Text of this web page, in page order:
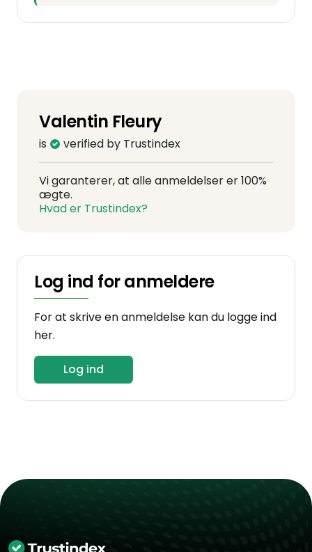
Valentin Fleury
is verified by Trustindex
Vi garanterer, at alle anmeldelser er 100%
ægte.
Hvad er Trustindex?
Log ind for anmeldere
For at skrive en anmeldelse kan du logge ind
her.
Log ind